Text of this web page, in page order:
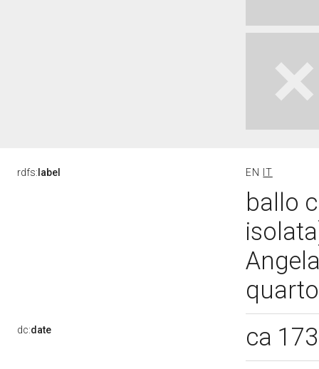
rdfs: label EN IT
ballo
dc:date ca